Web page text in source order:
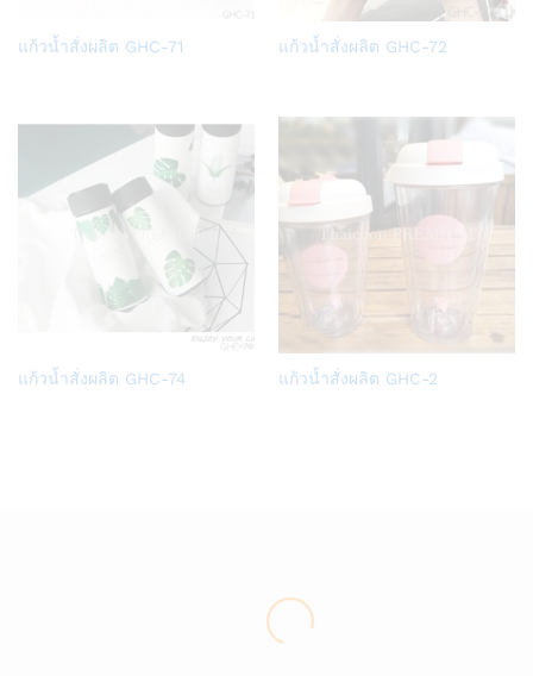
Add
แก้วน้ำสั่งผลิต GHC-71
Add
list
แก้วน้ำสั่งผลิต GHC-72
Add
แก้วน้ำสั่งผลิต GHC-74
Add
แก้วน้ำสั่งผลิต GHC-2